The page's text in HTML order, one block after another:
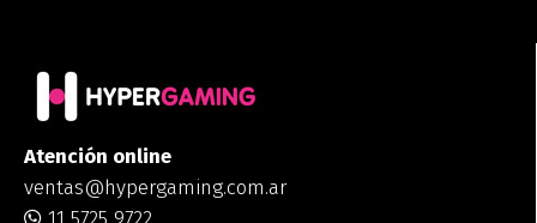
Atención online
ventas@hypergaming.com.ar